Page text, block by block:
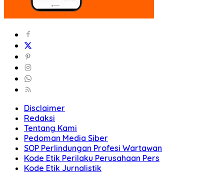
Disclaimer
Redaksi
Tentang Kami
Pedoman Media Siber
SOP Perlindungan Profesi Wartawan
Kode Etik Perilaku Perusahaan Pers
Kode Etik Jurnalistik